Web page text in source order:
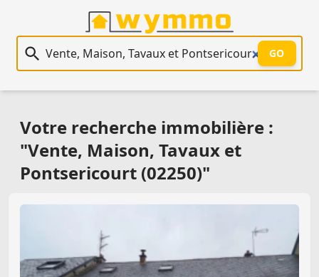
Recherche immobilière
GO
Votre recherche immobilière :
"Vente, Maison, Tavaux et
Pontsericourt (02250)"